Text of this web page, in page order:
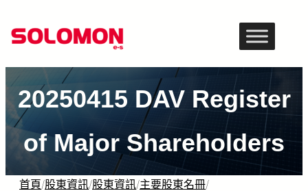
至
要
內
容
20250415 DAV Register
of Major Shareholders
首頁/股東資訊/股東資訊/主要股東名冊/